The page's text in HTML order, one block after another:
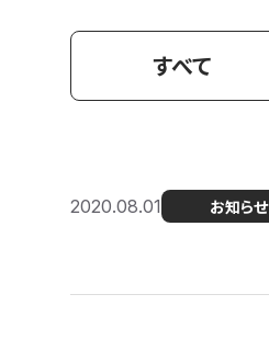
すべて
2020.08.01 お知らせ